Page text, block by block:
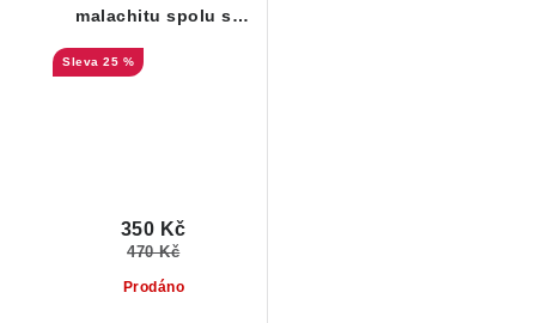
malachitu spolu s
dutinka
25 %
Prodáno
350 Kč
470 Kč